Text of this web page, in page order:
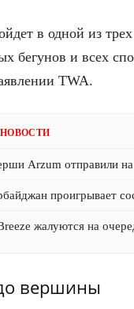
в одной из
бегунов и всех
TWA.
Arzum отправили
проигрывает
жалуются на
вершины